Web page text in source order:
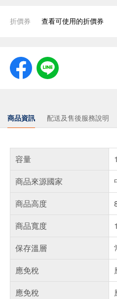
折價券 查看可使用的折價券
商品資訊 配送及售後服務說明
容量
商品來源國家
商品高度
商品寬度
保存溫層
應免稅
應免稅